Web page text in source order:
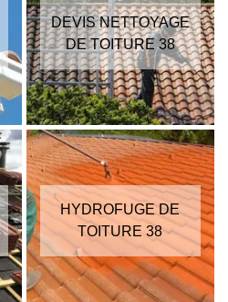
DEVIS NETTOYAGE
DE TOITURE 38
HYDROFUGE DE
TOITURE 38